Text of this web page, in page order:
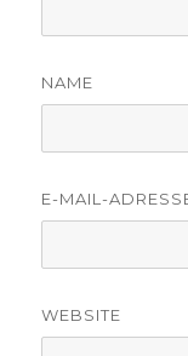
NAME
E-MAIL-
WEBSITE